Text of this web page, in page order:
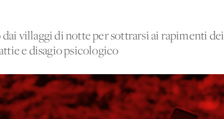
villaggi di notte per sottrarsi ai rapimenti dei
e disagio psicologico